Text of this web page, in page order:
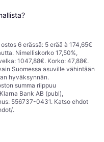
6 erässä: 5 erää à 174,65€
Nimelliskorko 17,50%,
1047,88€. Korko: 47,88€.
Suomessa asuville vähintään
hyväksynnän.
summa riippuu
Bank AB (publ),
556737-0431. Katso ehdot
.